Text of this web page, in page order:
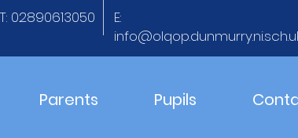
Parents Pupils
T: 02890613050
E: